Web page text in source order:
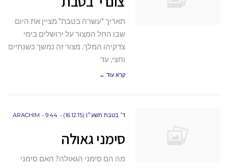
תאריך "עשרה בטבת" מציין את היום
שבו החל המצור על ירושלים בימי
צדקיהו המלך. מצור זה נמשך כשנתיים
וחצי, עד
קרא עוד ←
ד׳ בטבת תשע״ו (16.12.15) 9:44
ARACHIM
סימני גאולה
מה הם סימני הגאולה? האם סימני